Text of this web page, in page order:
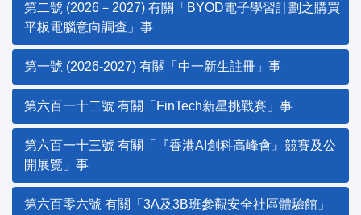
第二號 (2026－2027) 有關「BYOD電子學習計劃之購買
平板電腦意向調查」事
第一號 (2026-2027) 有關「中一新生註冊」事
第六百一十二號 有關「FinTech新星挑戰賽」事
第六百一十三號 有關「『香港AI創科高峰會』競賽及公
開展覽」事
第六百零六號 有關「3A及3B班參觀安全社區體驗館」